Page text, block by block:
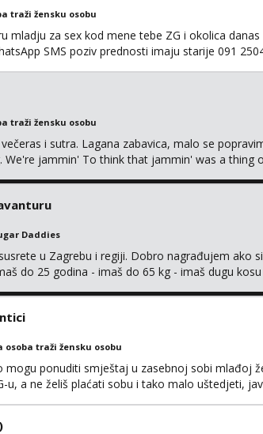
traži žensku osobu
mladju za sex kod mene tebe ZG i okolica
SMS poziv prednosti imaju starije 091
traži žensku osobu
i sutra. Lagana zabavica, malo se
We're jammin' To think that jammin' was a thing
Daddies
u Zagrebu i regiji. Dobro nagrađujem ako
do 25 godina - imaš do 65 kg - imaš dugu
osoba traži žensku osobu
mogu ponuditi smještaj u zasebnoj sobi mlađoj
u, a ne želiš plaćati sobu i tako malo uštedjeti,